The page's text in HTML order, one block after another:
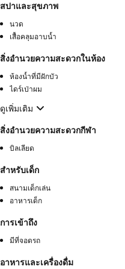
สปาและสุขภาพ
นวด
เสื้อคลุมอาบน้ำ
สิ่งอำนวยความสะดวกในห้อง
ห้องน้ำที่มีฝักบัว
ไดร์เป่าผม
ดูเพิ่มเติม
สิ่งอำนวยความสะดวกกีฬา
บิลเลียด
สำหรับเด็ก
สนามเด็กเล่น
อาหารเด็ก
การเข้าถึง
มีที่จอดรถ
อาหารและเครื่องดื่ม